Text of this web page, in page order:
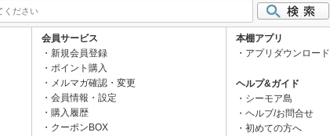
会員サービス
新規会員登録
ポイント購入
メルマガ確認・変更
会員情報・設定
購入履歴
クーポンBOX
本棚アプリ
アプリダウンロード
ヘルプ&ガイド
シーモア島
ヘルプ/お問合せ
初めての方へ